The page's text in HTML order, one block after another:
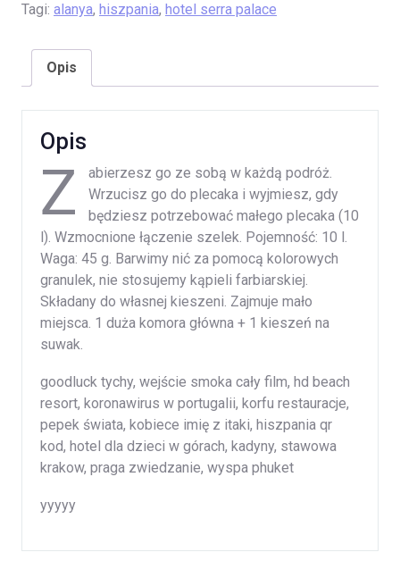
Tagi: alanya, hiszpania, hotel serra palace
Opis
Opis
Z
abierzesz go ze sobą w każdą podróż.
Wrzucisz go do plecaka i wyjmiesz, gdy
będziesz potrzebować małego plecaka (10
l). Wzmocnione łączenie szelek. Pojemność: 10 l.
Waga: 45 g. Barwimy nić za pomocą kolorowych
granulek, nie stosujemy kąpieli farbiarskiej.
Składany do własnej kieszeni. Zajmuje mało
miejsca. 1 duża komora główna + 1 kieszeń na
suwak.
goodluck tychy, wejście smoka cały film, hd beach
resort, koronawirus w portugalii, korfu restauracje,
pepek świata, kobiece imię z itaki, hiszpania qr
kod, hotel dla dzieci w górach, kadyny, stawowa
krakow, praga zwiedzanie, wyspa phuket
yyyyy